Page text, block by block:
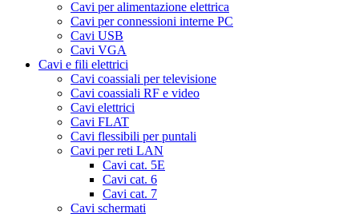
Cavi per alimentazione elettrica
Cavi per connessioni interne PC
Cavi USB
Cavi VGA
Cavi e fili elettrici
Cavi coassiali per televisione
Cavi coassiali RF e video
Cavi elettrici
Cavi FLAT
Cavi flessibili per puntali
Cavi per reti LAN
Cavi cat. 5E
Cavi cat. 6
Cavi cat. 7
Cavi schermati